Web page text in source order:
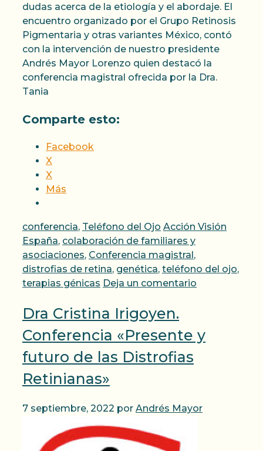
dudas acerca de la etiología y el abordaje. El
encuentro organizado por el Grupo Retinosis
Pigmentaria y otras variantes México, contó
con la intervención de nuestro presidente
Andrés Mayor Lorenzo quien destacó la
conferencia magistral ofrecida por la Dra.
Tania
Comparte esto:
Facebook
X
X
Más
Categorías
conferencia, Teléfono del Ojo Etiquetas
Acción Visión
España, colaboración de familiares y
asociaciones, Conferencia magistral,
distrofias de retina, genética, teléfono del ojo,
terapias génicas Deja un comentario
Dra Cristina Irigoyen.
Conferencia «Presente y
futuro de las Distrofias
Retinianas»
7 septiembre, 2022 por Andrés Mayor